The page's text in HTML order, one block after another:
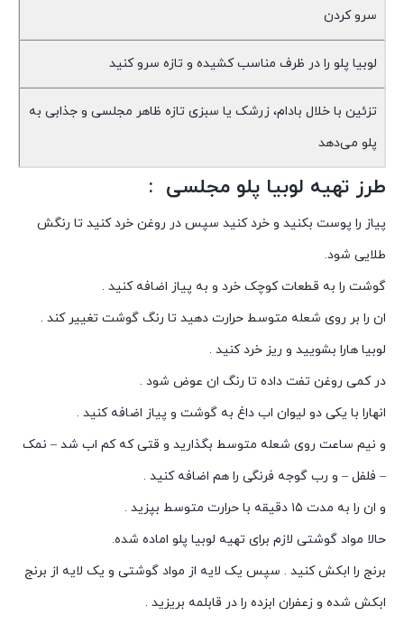
سرو کردن
لوبیا پلو را در ظرف مناسب کشیده و تازه سرو کنید
تزئین با خلال بادام، زرشک یا سبزی تازه ظاهر مجلسی و جذابی به
پلو می‌دهد
طرز تهیه لوبیا پلو مجلسی :
پیاز را پوست بکنید و خرد کنید سپس در روغن خرد کنید تا رنگش
طلایی شود.
گوشت را به قطعات کوچک خرد و به پیاز اضافه کنید .
ان را بر روی شعله متوسط حرارت دهید تا رنگ گوشت تغییر کند .
لوبیا هارا بشویید و ریز خرد کنید .
در کمی روغن تفت داده تا رنگ ان عوض شود .
انهارا با یکی دو لیوان اب داغ به گوشت و پیاز اضافه کنید .
و نیم ساعت روی شعله متوسط بگذارید و قتی که کم اب شد – نمک
– فلفل – و رب گوجه فرنگی را هم اضافه کنید .
و ان را به مدت ۱۵ دقیقه با حرارت متوسط بپزید .
حالا مواد گوشتی لازم برای تهیه لوبیا پلو اماده شده.
برنج را ابکش کنید . سپس یک لایه از مواد گوشتی و یک لایه از برنج
ابکش شده و زعفران ابزده را در قابلمه بریزید .